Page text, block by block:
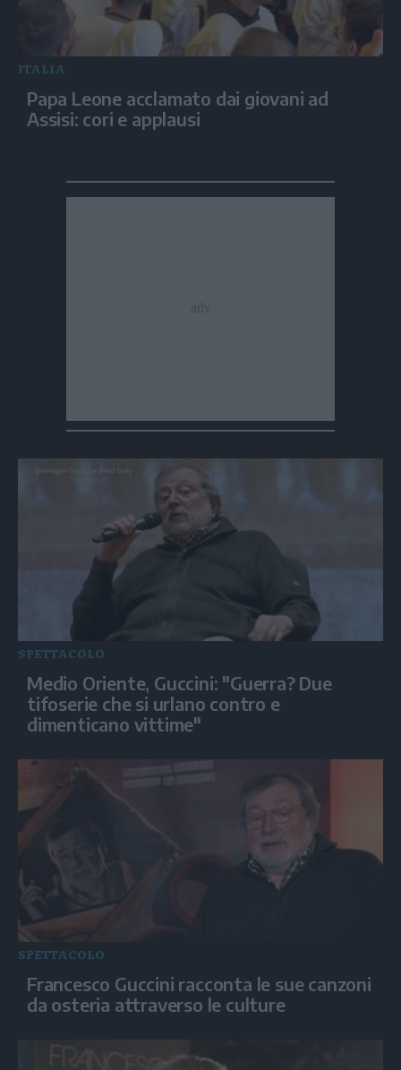
ITALIA
Papa Leone acclamato dai giovani ad
Assisi: cori e applausi
SPETTACOLO
Medio Oriente, Guccini: "Guerra? Due
tifoserie che si urlano contro e
dimenticano vittime"
SPETTACOLO
Francesco Guccini racconta le sue canzoni
da osteria attraverso le culture